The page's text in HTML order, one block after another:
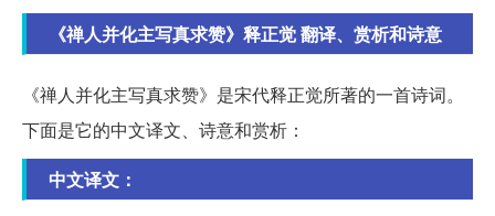
《禅人并化主写真求赞》释正觉 翻译、赏析和诗意
《禅人并化主写真求赞》是宋代释正觉所著的一首诗词。
下面是它的中文译文、诗意和赏析：
中文译文：